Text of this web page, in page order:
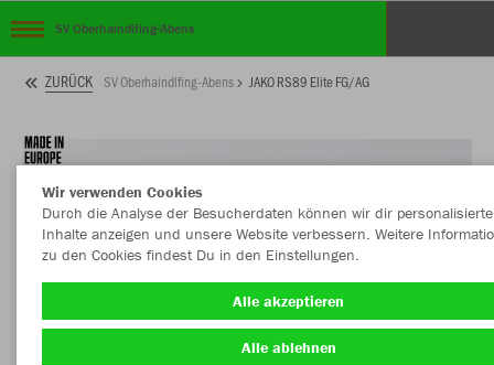
SV Oberhaindlfing-Abens
ZURÜCK SV Oberhaindlfing-Abens JAKO RS89 Elite FG/AG
Wir verwenden Cookies
Durch die Analyse der Besucherdaten können wir dir personalisierte
Inhalte anzeigen und unsere Website verbessern. Weitere
zu den Cookies findest Du in den Einstellungen.
Alle akzeptieren
Alle ablehnen